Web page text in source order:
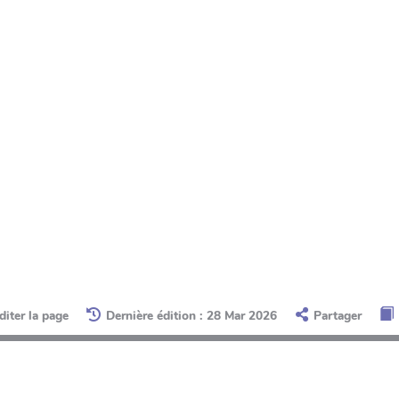
la page Dernière édition : 28 Mar 2026 Partager